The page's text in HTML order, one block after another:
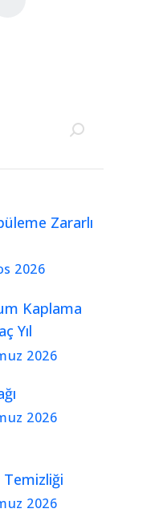
Zararlı
2026
Kaplama
Yıl
2026
2026
Temizliği
2026